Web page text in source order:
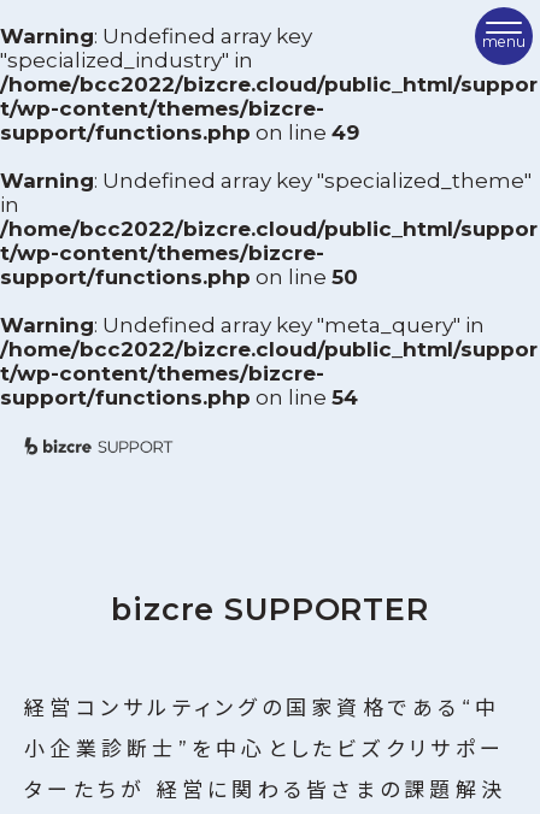
Warning: Undefined array key
"specialized_industry" in
/home/bcc2022/bizcre.cloud/public_html/suppor
t/wp-content/themes/bizcre-
support/functions.php on line 49
Warning: Undefined array key "specialized_theme"
in
/home/bcc2022/bizcre.cloud/public_html/suppor
t/wp-content/themes/bizcre-
support/functions.php on line 50
Warning: Undefined array key "meta_query" in
/home/bcc2022/bizcre.cloud/public_html/suppor
t/wp-content/themes/bizcre-
support/functions.php on line 54
TOP
ビズクリサポートとは
ご利用方法
サポーター紹介
サポーターを検索
相談を申し込む
利用規約
個人情報保護方針
bizcre SUPPORTER
経営コンサルティングの国家資格である“中
小企業診断士”を中心としたビズクリサポー
ターたちが
経営に関わる皆さまの課題解決
専門業種から絞り込む
飲食業
運送業
卸売業
建設業
小売業
サービス業
その他
専門テーマから絞り込む
経営全般
組織・人事
マーケティング
財務
生産
商店街・まちづくり
2 名のサポーターが登録しています
絞り込む